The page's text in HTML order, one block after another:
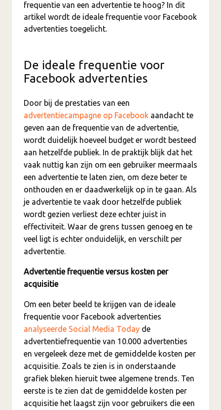
frequentie van een advertentie te hoog? In dit
artikel wordt de ideale frequentie voor Facebook
advertenties toegelicht.
De ideale frequentie voor
Facebook advertenties
Door bij de prestaties van een
advertentiecampagne op Facebook aandacht te
geven aan de frequentie van de advertentie,
wordt duidelijk hoeveel budget er wordt besteed
aan hetzelfde publiek. In de praktijk blijk dat het
vaak nuttig kan zijn om een gebruiker meermaals
een advertentie te laten zien, om deze beter te
onthouden en er daadwerkelijk op in te gaan. Als
je advertentie te vaak door hetzelfde publiek
wordt gezien verliest deze echter juist in
effectiviteit. Waar de grens tussen genoeg en te
veel ligt is echter onduidelijk, en verschilt per
advertentie.
Advertentie frequentie versus kosten per
acquisitie
Om een beter beeld te krijgen van de ideale
frequentie voor Facebook advertenties
analyseerde Social Media Today de
advertentiefrequentie van 10.000 advertenties
en vergeleek deze met de gemiddelde kosten per
acquisitie. Zoals te zien is in onderstaande
grafiek bleken hieruit twee algemene trends. Ten
eerste is te zien dat de gemiddelde kosten per
acquisitie het laagst zijn voor gebruikers die een